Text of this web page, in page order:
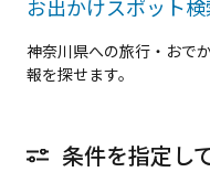
お出かけスポット検
神奈川県への旅行・おで
報を探せます。
条件を指定し